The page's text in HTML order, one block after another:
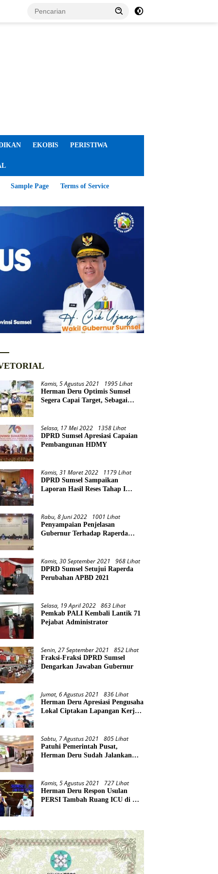
EKOBIS PERISTIWA
Sample Page Terms of Service
Kamis, 5 Agustus 2021 1995 Lihat
Herman Deru Optimis Sumsel
Segera Capai Target, Sebagai
Selasa, 17 Mei 2022 1358 Lihat
DPRD Sumsel Apresiasi Capaian
Pembangunan HDMY
Kamis, 31 Maret 2022 1179 Lihat
DPRD Sumsel Sampaikan
Laporan Hasil Reses Tahap I
Rabu, 8 Juni 2022 1001 Lihat
Penyampaian Penjelasan
Gubernur Terhadap Raperda
Kamis, 30 September 2021 968 Lihat
DPRD Sumsel Setujui Raperda
Perubahan APBD 2021
Selasa, 19 April 2022 863 Lihat
Pemkab PALI Kembali Lantik 71
Pejabat Administrator
Senin, 27 September 2021 852 Lihat
Fraksi-Fraksi DPRD Sumsel
Dengarkan Jawaban Gubernur
Jumat, 6 Agustus 2021 836 Lihat
Herman Deru Apresiasi Pengusaha
Lokal Ciptakan Lapangan Kerja
Sabtu, 7 Agustus 2021 805 Lihat
Patuhi Pemerintah Pusat,
Herman Deru Sudah Jalankan
Kamis, 5 Agustus 2021 727 Lihat
Herman Deru Respon Usulan
PERSI Tambah Ruang ICU di RS